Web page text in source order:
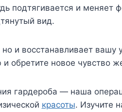
подтягивается и меняет
вид.
и восстанавливает вашу
обретите новое чувство
гардероба — наша
красоты. Изучите